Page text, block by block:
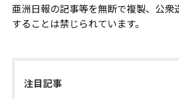
亜洲日報の記事等を無断で複製、公衆
することは禁じられています。
注目記事